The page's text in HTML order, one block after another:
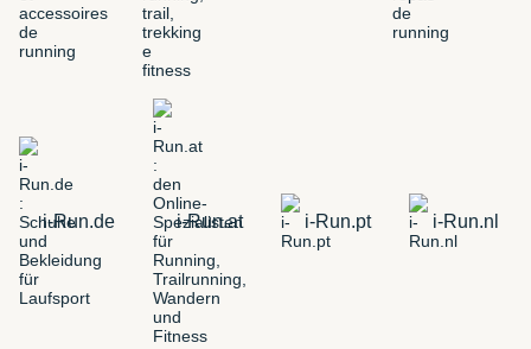
i-Run.de i-Run.at i-Run.pt i-Run.nl